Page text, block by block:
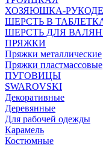
ХОЗЯЮШКА-
ШЕРСТЬ В
ШЕРСТЬ ДЛЯ
ПРЯЖКИ
Пряжки металлические
Пряжки пластмассовые
ПУГОВИЦЫ
SWAROVSKI
Декоративные
Деревянные
Для рабочей одежды
Карамель
Костюмные